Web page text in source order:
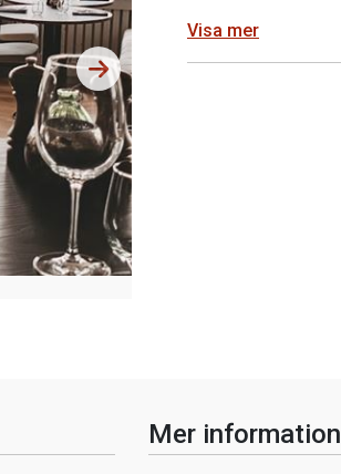
Visa mer
Mer information